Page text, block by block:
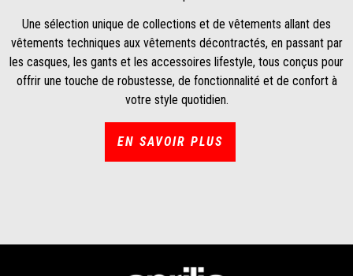
Une sélection unique de collections et de vêtements allant des
vêtements techniques aux vêtements décontractés, en passant par
les casques, les gants et les accessoires lifestyle, tous conçus pour
offrir une touche de robustesse, de fonctionnalité et de confort à
votre style quotidien.
EN SAVOIR PLUS